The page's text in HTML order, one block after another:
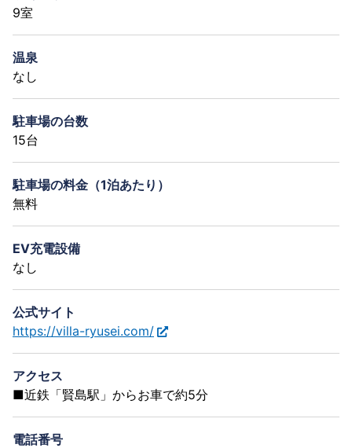
9室
温泉
なし
駐車場の台数
15台
駐車場の料金（1泊あたり）
無料
EV充電設備
なし
公式サイト
https://villa-ryusei.com/
アクセス
■近鉄「賢島駅」からお車で約5分
電話番号